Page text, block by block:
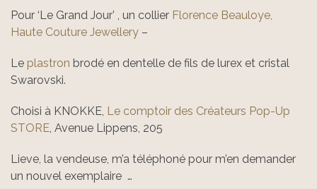
Pour ‘Le Grand Jour’ , un collier Florence Beauloye,
Haute Couture Jewellery –
Le plastron brodé en dentelle de fils de lurex et cristal
Swarovski.
Choisi à KNOKKE, Le comptoir des Créateurs Pop-Up
STORE , Avenue Lippens, 205
Lieve, la vendeuse, m’a téléphoné pour m’en demander
un nouvel exemplaire …